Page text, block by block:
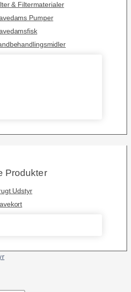
& Filtermaterialer
Pumper
Produkter
Udstyr